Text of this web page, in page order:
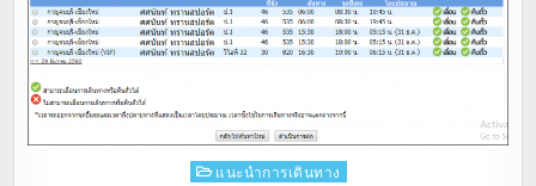
Posted
แนะนำการเดินทาง